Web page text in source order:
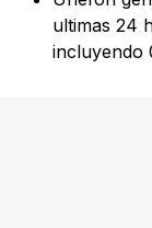
ultimas 24
incluyendo